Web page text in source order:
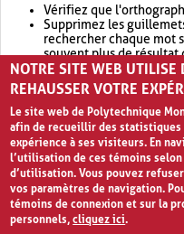
Vérifiez que
Supprimez les
rechercher chaque mot
souvent plus de résultat
Envisagez d'élargir
retournera souvent
NOTRE SITE WEB UTILISE
REHAUSSER VOTRE
Le site web de Polytechnique
afin de recueillir des
expérience à ses visiteurs. En
l’utilisation de ces témoins
d’utilisation. Vous pouvez
vos paramètres de navigation.
témoins de connexion et sur la
personnels,cliquez ici.